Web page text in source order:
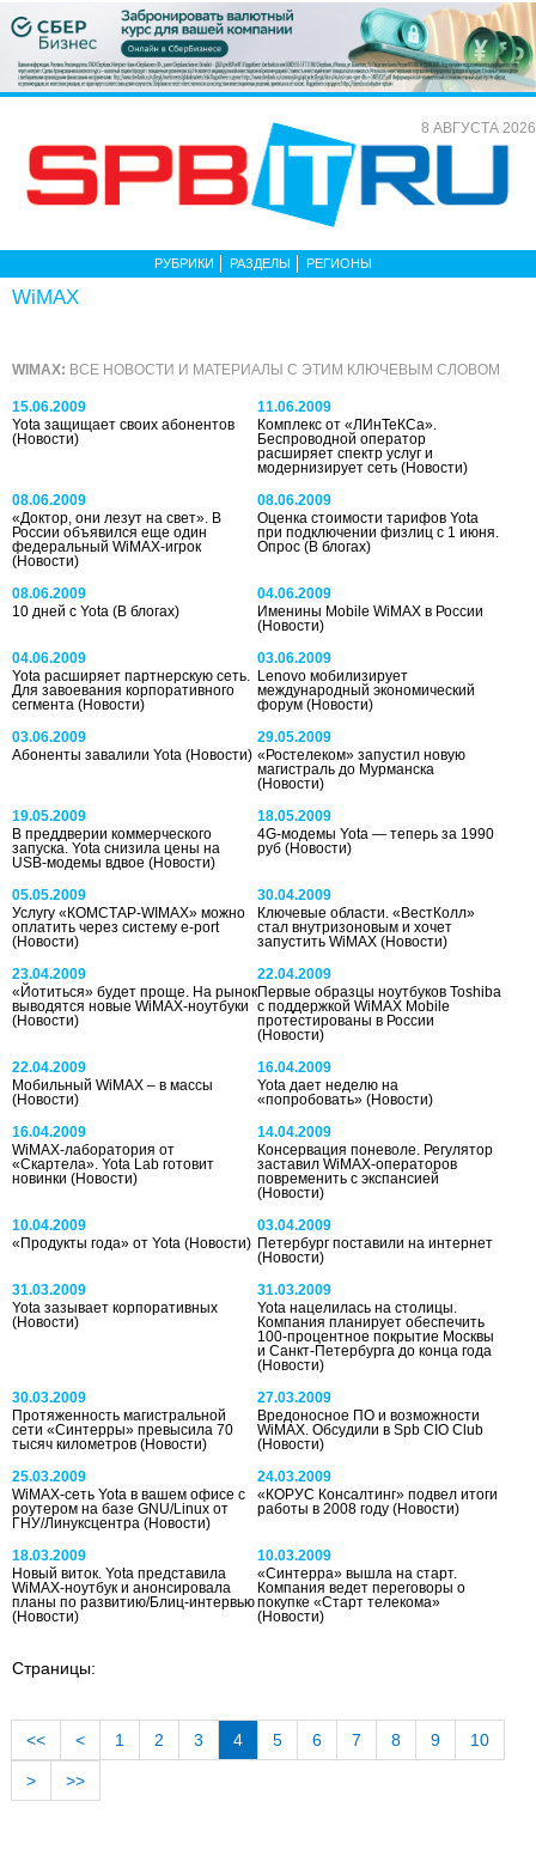
8 АВГУСТА 2026
РУБРИКИ РАЗДЕЛЫ РЕГИОНЫ
WiMAX
WIMAX: ВСЕ НОВОСТИ И МАТЕРИАЛЫ С ЭТИМ КЛЮЧЕВЫМ СЛОВОМ
15.06.2009
Yota защищает своих абонентов
(Новости)
11.06.2009
Комплекс от «ЛИнТеКСа».
Беспроводной оператор
расширяет спектр услуг и
модернизирует сеть(Новости)
08.06.2009
«Доктор, они лезут на свет». В
России объявился еще один
федеральный WiMAX-игрок
(Новости)
08.06.2009
Оценка стоимости тарифов Yota
при подключении физлиц с 1 июня.
Опрос(В блогах)
08.06.2009
10 дней с Yota (В блогах)
04.06.2009
Именины Mobile WiMAX в России
(Новости)
04.06.2009
Yota расширяет партнерскую сеть.
Для завоевания корпоративного
сегмента (Новости)
03.06.2009
Lenovo мобилизирует
международный экономический
форум(Новости)
03.06.2009
Абоненты завалили Yota (Новости)
29.05.2009
«Ростелеком» запустил новую
магистраль до Мурманска
(Новости)
19.05.2009
В преддверии коммерческого
запуска. Yota снизила цены на
USB-модемы вдвое (Новости)
18.05.2009
4G-модемы Yota — теперь за 1990
руб(Новости)
05.05.2009
Услугу «КОМСТАР-WIMAX» можно
оплатить через систему e-port
(Новости)
30.04.2009
Ключевые области. «ВестКолл»
стал внутризоновым и хочет
запустить WiMAX(Новости)
23.04.2009
«Йотиться» будет проще. На рынок
выводятся новые WiMAX-ноутбуки
(Новости)
22.04.2009
Первые образцы ноутбуков Toshiba
с поддержкой WiMAX Mobile
протестированы в России
(Новости)
22.04.2009
Мобильный WiMAX – в массы
(Новости)
16.04.2009
Yota дает неделю на
«попробовать»(Новости)
16.04.2009
WiMAX-лаборатория от
«Скартела». Yota Lab готовит
новинки (Новости)
14.04.2009
Консервация поневоле. Регулятор
заставил WiMAX-операторов
повременить с экспансией
(Новости)
10.04.2009
«Продукты года» от Yota (Новости)
03.04.2009
Петербург поставили на интернет
(Новости)
31.03.2009
Yota зазывает корпоративных
(Новости)
31.03.2009
Yota нацелилась на столицы.
Компания планирует обеспечить
100-процентное покрытие Москвы
и Санкт-Петербурга до конца года
(Новости)
30.03.2009
Протяженность магистральной
сети «Синтерры» превысила 70
тысяч километров (Новости)
27.03.2009
Вредоносное ПО и возможности
WiMAX. Обсудили в Spb CIO Club
(Новости)
25.03.2009
WiMAX-сеть Yota в вашем офисе с
роутером на базе GNU/Linux от
ГНУ/Линуксцентра (Новости)
24.03.2009
«КОРУС Консалтинг» подвел итоги
работы в 2008 году(Новости)
18.03.2009
Новый виток. Yota представила
WiMAX-ноутбук и анонсировала
планы по развитию/Блиц-интервью
(Новости)
10.03.2009
«Синтерра» вышла на старт.
Компания ведет переговоры о
покупке «Старт телекома»
(Новости)
Страницы:
<< < 1 2 3 4 5 6 7 8 9 10
> >>